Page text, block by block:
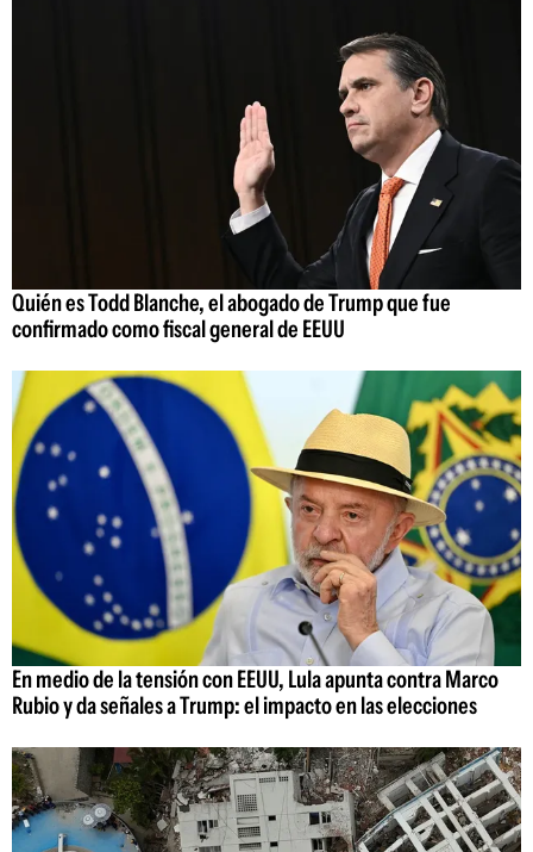
Quién es Todd Blanche, el abogado de Trump que fue
confirmado como fiscal general de EEUU
En medio de la tensión con EEUU, Lula apunta contra Marco
Rubio y da señales a Trump: el impacto en las elecciones